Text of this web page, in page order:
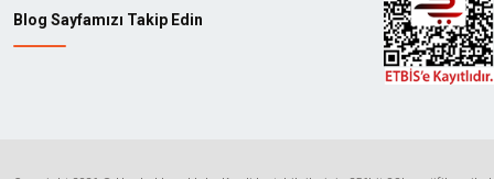
Blog Sayfamızı Takip Edin